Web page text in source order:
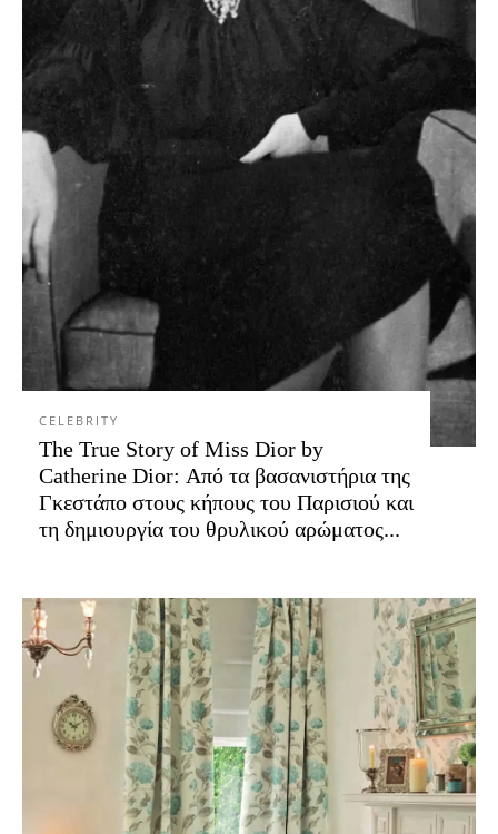
CELEBRITY
The True Story of Miss Dior by
Catherine Dior: Από τα βασανιστήρια της
Γκεστάπο στους κήπους του Παρισιού και
τη δημιουργία του θρυλικού αρώματος...